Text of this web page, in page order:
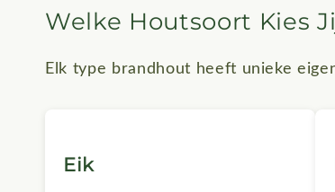
Welke Houtsoort Kies
Elk type brandhout heeft unieke
Eik